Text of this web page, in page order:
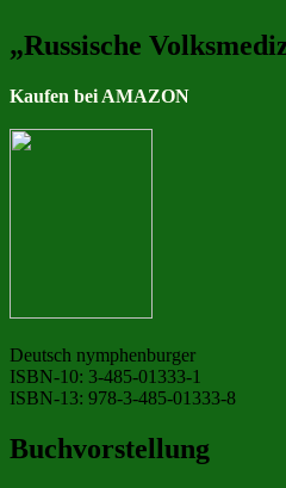
„Russische
Kaufen bei AMAZON
Deutsch nymphenburger
ISBN-10: 3-485-01333-1
ISBN-13: 978-3-485-01333-8
Buchvorstellung